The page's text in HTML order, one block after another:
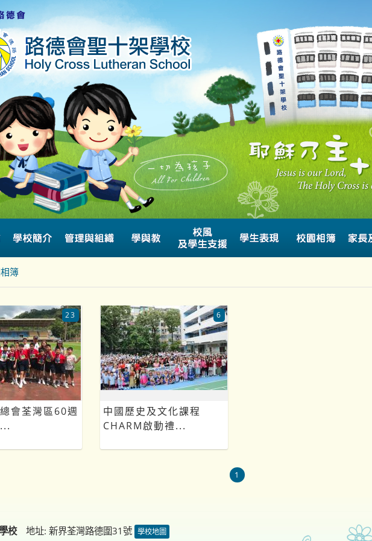
簿
會荃灣區60週
23
中國歷史及文化課程
CHARM啟動禮...
6
1
校 地址: 新界荃灣路德圍31號 學校地圖